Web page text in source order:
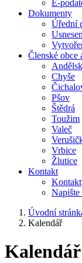
E-
Dokumenty
Úřední
Členské obce
Chyše
Pšov
Štědrá
Toužim
Valeč
Vrbice
Žlutice
Kontakt
Napište
Úvodní
Kalendář
Kalendář